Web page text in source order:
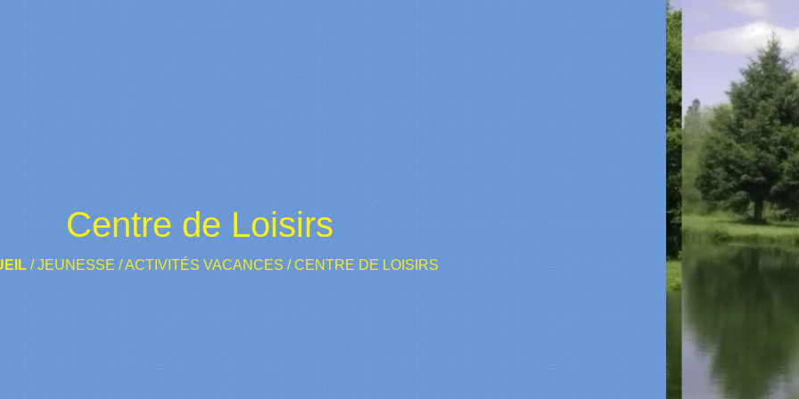
Centre de Loisirs
/JEUNESSE /ACTIVITÉS VACANCES /CENTRE DE LOISIRS